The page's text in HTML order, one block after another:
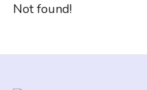
Not found!